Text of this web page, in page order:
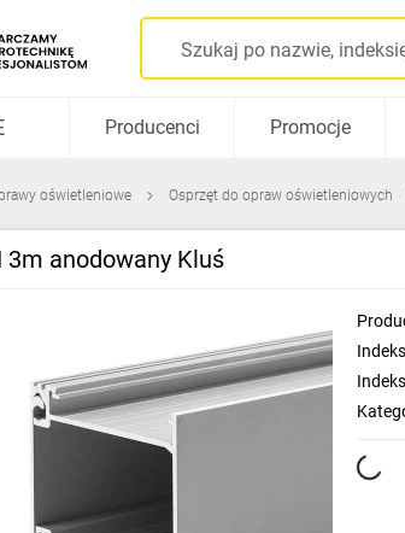
kabli
Producenci Promocje
oświetleniowe Osprzęt do opraw oświetleniowych
3m anodowany Kluś